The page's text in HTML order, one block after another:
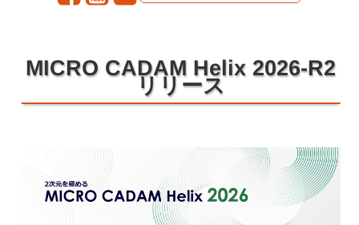
MICRO CADAM Helix 2026-R2
リリース